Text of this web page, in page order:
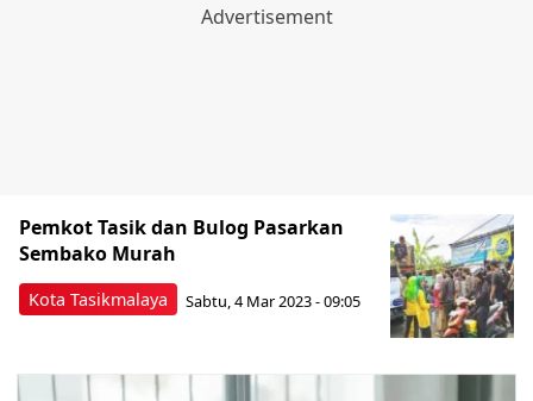
Kota Tasikmalaya
Pemkot Tasik dan Bulog Pasarkan
Sembako Murah
Sabtu, 4 Mar 2023 - 09:05